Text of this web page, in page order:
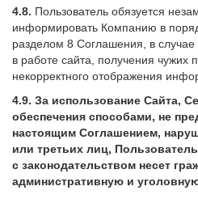
4.8. Пользователь обязуется
информировать Компанию в
разделом 8 Соглашения, в
в работе сайта, получения чужих
некорректного отображения
4.9. За использование Сайта,
обеспечения способами, не
настоящим Соглашением,
или третьих лиц,
с законодательством несет
административную и